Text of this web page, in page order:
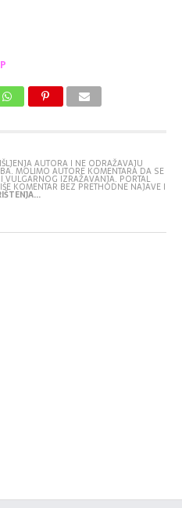
AUTORA I NE ODRAŽAVAJU
MOLIMO AUTORE KOMENTARA DA SE
IZRAŽAVANJA. PORTAL
KOMENTAR BEZ PRETHODNE NAJAVE I